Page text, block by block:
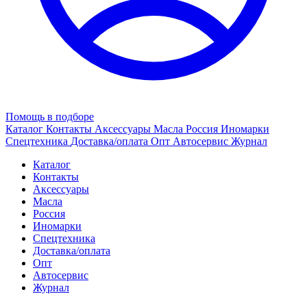
Помощь в подборе
Каталог Контакты Аксессуары Масла Россия Иномарки
Спецтехника Доставка/оплата Опт Автосервис Журнал
Каталог
Контакты
Аксессуары
Масла
Россия
Иномарки
Спецтехника
Доставка/оплата
Опт
Автосервис
Журнал